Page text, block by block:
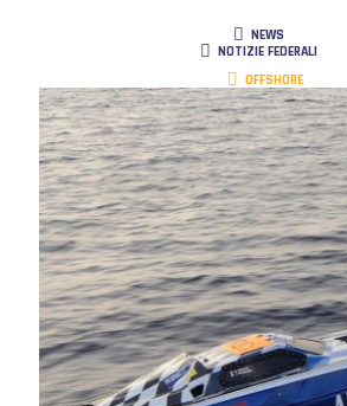
NEWS
NOTIZIE FEDERALI
OFFSHORE